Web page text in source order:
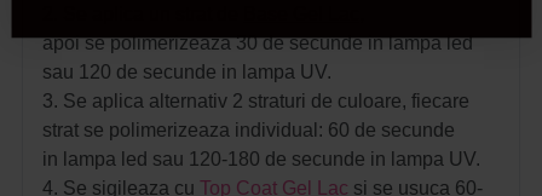
apoi se polimerizeaza 30 de secunde in lampa led
sau 120 de secunde in lampa UV.
3. Se aplica alternativ 2 straturi de culoare, fiecare
strat se polimerizeaza individual: 60 de secunde
in lampa led sau 120-180 de secunde in lampa UV.
4. Se sigileaza cu Top Coat Gel Lac si se usuca 60-